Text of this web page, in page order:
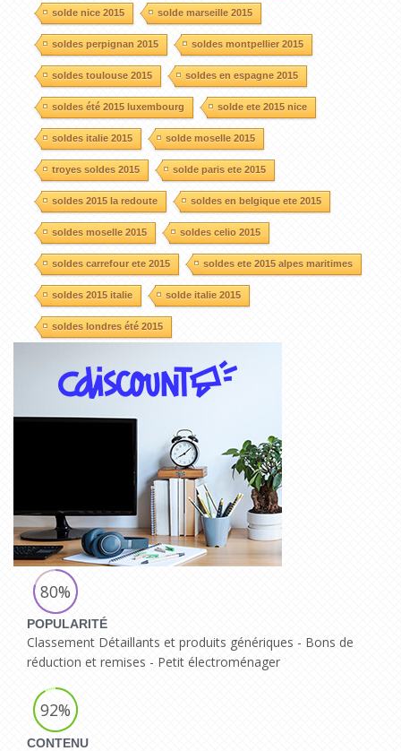
solde nice 2015 solde marseille 2015
soldes perpignan 2015 soldes montpellier 2015
soldes toulouse 2015 soldes en espagne 2015
soldes été 2015 luxembourg solde ete 2015 nice
soldes italie 2015 solde moselle 2015
troyes soldes 2015 solde paris ete 2015
soldes 2015 la redoute soldes en belgique ete 2015
soldes moselle 2015 soldes celio 2015
soldes carrefour ete 2015 soldes ete 2015 alpes maritimes
soldes 2015 italie solde italie 2015
soldes londres été 2015
80%
POPULARITÉ
Classement Détaillants et produits génériques - Bons de
réduction et remises - Petit électroménager
92%
CONTENU